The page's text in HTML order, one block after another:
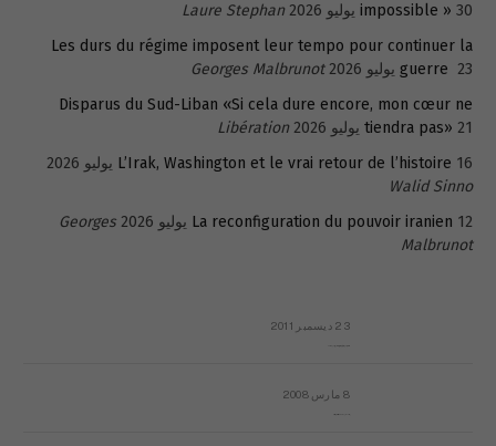
impossible » 30 يوليو 2026
Laure Stephan
Les durs du régime imposent leur tempo pour continuer la
guerre 23 يوليو 2026
Georges Malbrunot
Disparus du Sud-Liban «Si cela dure encore, mon cœur ne
tiendra pas» 21 يوليو 2026
Libération
L’Irak, Washington et le vrai retour de l’histoire 16 يوليو 2026
Walid Sinno
La reconfiguration du pouvoir iranien 12 يوليو 2026
Georges
Malbrunot
23 ديسمبر 2011
8 مارس 2008